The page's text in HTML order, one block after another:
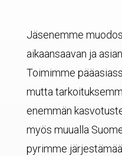
Jäsenemme
aikaansaavan ja
Toimimme
mutta
enemmän
myös muualla
pyrimme